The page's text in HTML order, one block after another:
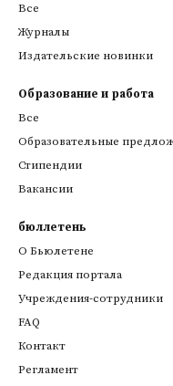
Все
Журналы
Издательские новинки
Образование и работа
Все
Образовательные
Стипендии
Вакансии
бюллетень
О Бьюлетене
Редакция портала
Учреждения-сотрудники
FAQ
Контакт
Регламент